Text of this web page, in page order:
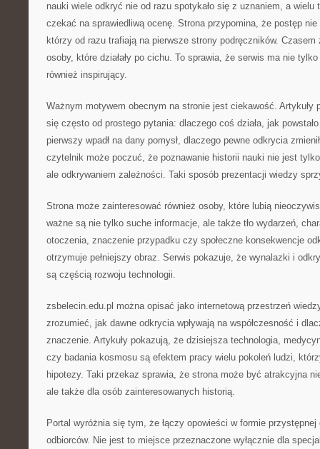
nauki wiele odkryć nie od razu spotykało się z uznaniem, a wielu
czekać na sprawiedliwą ocenę. Strona przypomina, że postęp
którzy od razu trafiają na pierwsze strony podręczników.
osoby, które działały po cichu. To sprawia, że serwis ma nie
również inspirujący.
Ważnym motywem obecnym na stronie jest ciekawość. Artykuły
się często od prostego pytania: dlaczego coś działa, jak
pierwszy wpadł na dany pomysł, dlaczego pewne odkrycia
czytelnik może poczuć, że poznawanie historii nauki nie jest
ale odkrywaniem zależności. Taki sposób prezentacji wiedzy
Strona może zainteresować również osoby, które lubią
ważne są nie tylko suche informacje, ale także tło wydarzeń,
otoczenia, znaczenie przypadku czy społeczne konsekwencje
otrzymuje pełniejszy obraz. Serwis pokazuje, że wynalazki i
są częścią rozwoju technologii.
zsbelecin.edu.pl można opisać jako internetową przestrzeń
zrozumieć, jak dawne odkrycia wpływają na współczesność i
znaczenie. Artykuły pokazują, że dzisiejsza technologia,
czy badania kosmosu są efektem pracy wielu pokoleń ludzi,
hipotezy. Taki przekaz sprawia, że strona może być atrakcyjna
ale także dla osób zainteresowanych historią.
Portal wyróżnia się tym, że łączy opowieści w formie przystępnej
odbiorców. Nie jest to miejsce przeznaczone wyłącznie dla